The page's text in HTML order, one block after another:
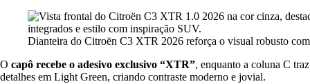
Dianteira do Citroën C3 XTR 2026 reforça o visual robusto
O capô recebe o adesivo exclusivo “XTR”, enquanto a coluna C traz
detalhes em Light Green, criando contraste moderno e jovial.